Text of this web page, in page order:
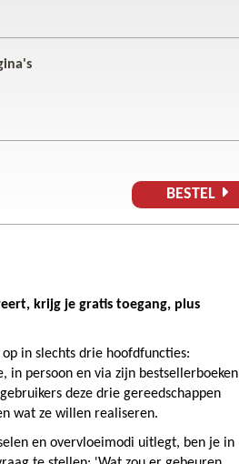
BESTEL
krijg je gratis toegang, plus
in slechts drie hoofdfuncties:
in persoon en via zijn bestsellerboeken
deze drie gereedschappen
wat ze willen realiseren.
en overvloeimodi uitlegt, ben je in